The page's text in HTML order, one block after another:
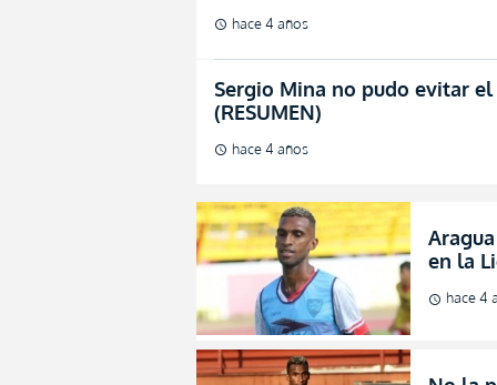
schedule hace 4 años
Sergio Mina no pudo evitar el
(RESUMEN)
schedule hace 4 años
en la
schedule hace 4